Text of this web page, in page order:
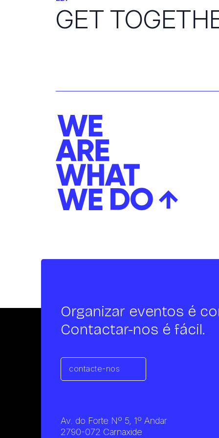
GET
Organizar eventos é
Contactar-nos é fácil.
contacte-nos
Av. do Forte Nº 5, 1º Andar
2790-072 Carnaxide